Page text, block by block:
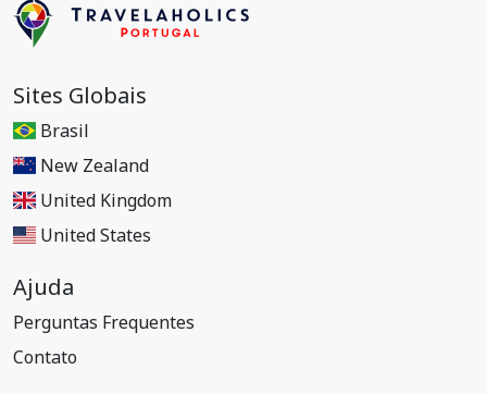
Sites Globais
Brasil
New Zealand
United Kingdom
United States
Ajuda
Perguntas Frequentes
Contato